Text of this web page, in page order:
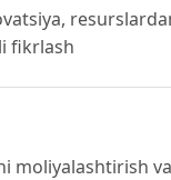
fikrlash
moliyalashtirish